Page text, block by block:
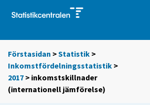
Förstasidan >Statistik >
Inkomstfördelningsstatistik >
2017 > inkomstskillnader
(internationell jämförelse)